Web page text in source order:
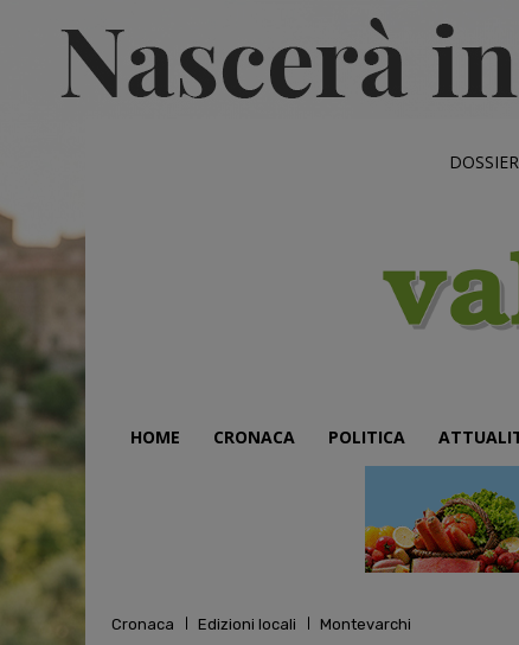
DOSSIER
HOME CRONACA POLITICA
Cronaca Edizioni locali Montevarchi